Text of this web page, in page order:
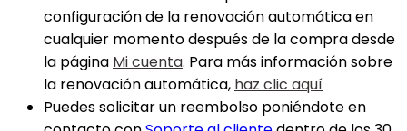
configuración de la renovación automática en
cualquier momento después de la compra desde
la página Mi cuenta. Para más información sobre
la renovación automática, haz clic aquí
Puedes solicitar un reembolso poniéndote en